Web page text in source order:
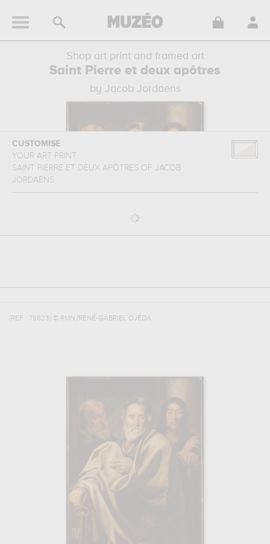
Shop art print and framed art
Saint Pierre et deux apôtres
by Jacob Jordaens
CUSTOMISE
YOUR ART PRINT
SAINT PIERRE ET DEUX APÔTRES OF JACOB
JORDAENS
(REF : 78623) © RMN /RENÉ-GABRIEL OJÉDA